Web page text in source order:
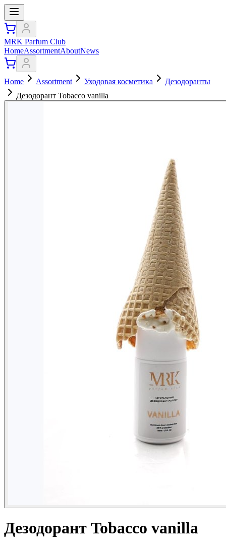
MRK Parfum Club
HomeAssortmentAboutNews
Home Assortment Уходовая косметика
Дезодоранты
Дезодорант Tobacco vanilla
Дезодорант Tobacco vanilla